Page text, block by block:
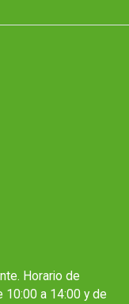
Horario de
10:00 a 14:00 y de